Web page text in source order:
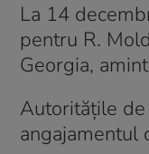
La 14
pentru R.
Georgia,
Autorităţile de
angajamentul